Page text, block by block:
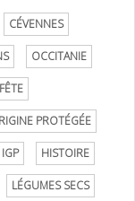
CÉVENNES
OCCITANIE
FÊTE
PROTÉGÉE
IGP HISTOIRE
LÉGUMES SECS